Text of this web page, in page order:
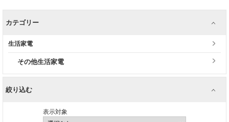
カテゴリー
生活家電
その他生活家電
絞り込む
表示対象